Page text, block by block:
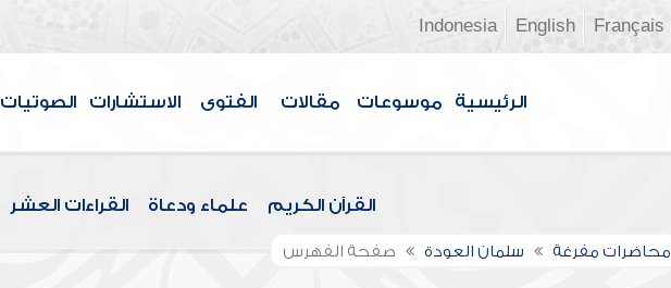
Français
English
Indonesia
الرئيسية موسوعات مقالات الفتوى الاستشارات الصوتيات
القرآن الكريم علماء ودعاة القراءات العشر
محاضرات مفرغة سلمان العودة صفحة الفهرس